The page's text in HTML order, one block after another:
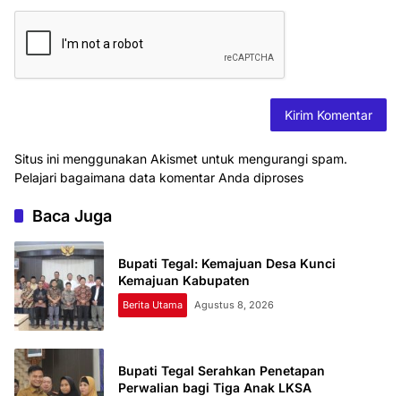
Situs ini menggunakan Akismet untuk mengurangi spam.
Pelajari bagaimana data komentar Anda diproses
Baca Juga
Bupati Tegal: Kemajuan Desa Kunci
Kemajuan Kabupaten
Berita Utama Agustus 8, 2026
Bupati Tegal Serahkan Penetapan
Perwalian bagi Tiga Anak LKSA